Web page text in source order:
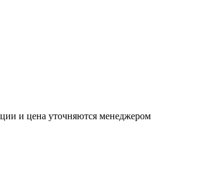
и цена уточняются менеджером